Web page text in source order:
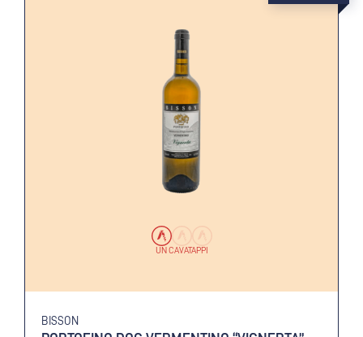
UN CAVATAPPI
BISSON